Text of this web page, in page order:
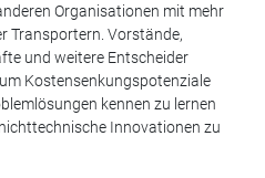
Organisationen mit mehr
Transportern. Vorstände,
und weitere Entscheider
Kostensenkungspotenziale
kennen zu lernen
Innovationen zu